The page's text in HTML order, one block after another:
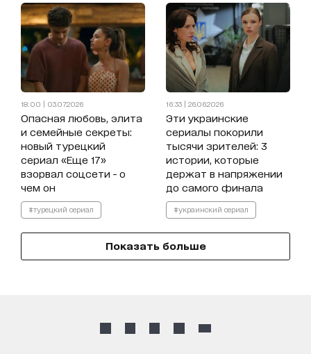
18:00 | 03.07.2026
Опасная любовь, элита
и семейные секреты:
новый турецкий
сериал «Еще 17»
взорвал соцсети - о
чем он
#турецкий сериал
16:33 | 26.06.2026
Эти украинские
сериалы покорили
тысячи зрителей: 3
истории, которые
держат в напряжении
до самого финала
#украинский сериал
Показать больше